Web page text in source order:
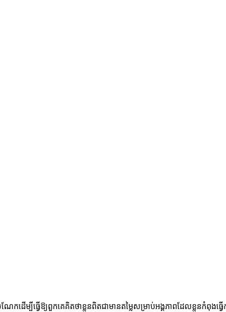
ក​​ដើម្បី​ធ្វើ​ឱ្យពួក​គេគិតថាខ្លួន​ពិតជាមាន​តម្លៃសម្រាប់អង្គភាពដែលខ្លួនកំពុង